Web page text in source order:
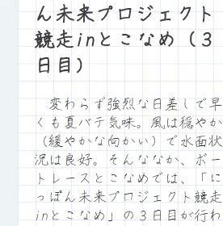
ん未来プロジェクト
競走inとこなめ（３
日目）
変わらず強烈な日差しで早
くも夏バテ気味。風は穏やか
（緩やかな向かい）で水面状
況は良好。そんななか、ボー
トレースとこなめでは、「に
っぽん未来プロジェクト競走
inとこなめ」の３日目が行わ